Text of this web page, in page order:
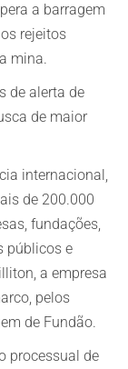
a barragem
rejeitos
mina.
de alerta de
de maior
internacional,
de 200.000
fundações,
públicos e
a empresa
pelos
de Fundão.
processual de